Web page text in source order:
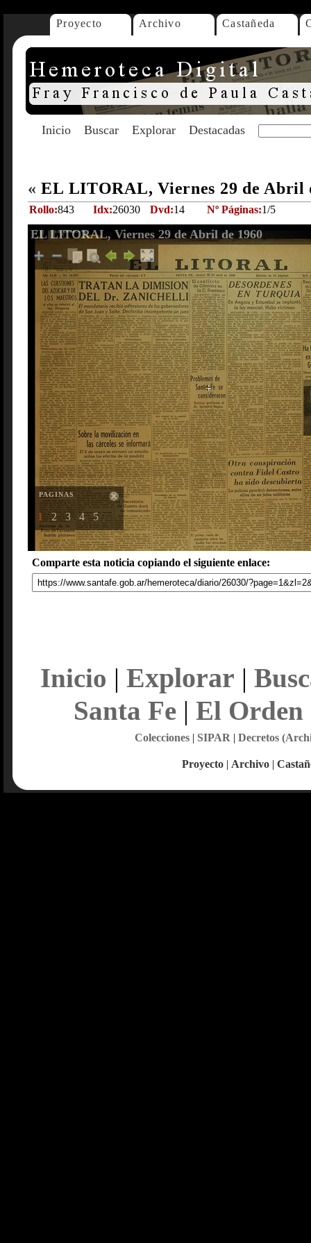
Proyecto Archivo Castañeda
Inicio Buscar Explorar Destacadas
« EL LITORAL, Viernes 29 de Abril
Rollo:843 Idx:26030 Dvd:14 Nº Páginas:1/5
EL LITORAL, Viernes 29 de Abril de 1960
PAGINAS
1 2 3 4 5
Comparte esta noticia copiando el siguiente enlace:
Inicio | Explorar |
Santa Fe| El Orden
Colecciones| SIPAR | Decretos
Proyecto | Archivo |